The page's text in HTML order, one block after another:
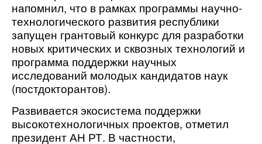
напомнил, что в рамках программы научно-
технологического развития республики
запущен грантовый конкурс для разработки
новых критических и сквозных технологий и
программа поддержки научных
исследований молодых кандидатов наук
(постдокторантов).
Развивается экосистема поддержки
высокотехнологичных проектов, отметил
президент АН РТ. В частности,